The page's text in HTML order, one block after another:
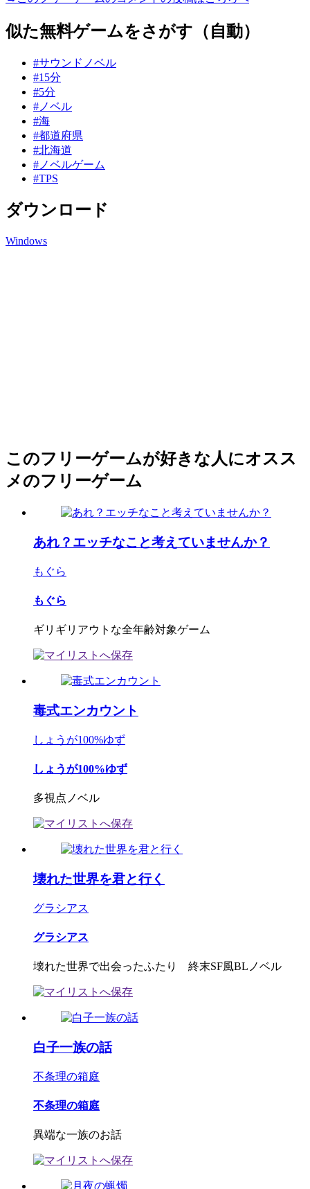
似た無料ゲームをさがす（自動）
#サウンドノベル
#15分
#5分
#ノベル
#海
#都道府県
#北海道
#ノベルゲーム
#TPS
ダウンロード
Windows
このフリーゲームが好きな人にオスス
メのフリーゲーム
あれ？エッチなこと考えていませんか？
もぐら
もぐら
ギリギリアウトな全年齢対象ゲーム
毒式エンカウント
しょうが100%ゆず
しょうが100%ゆず
多視点ノベル
壊れた世界を君と行く
グラシアス
グラシアス
壊れた世界で出会ったふたり 終末SF風BLノベル
白子一族の話
不条理の箱庭
不条理の箱庭
異端な一族のお話